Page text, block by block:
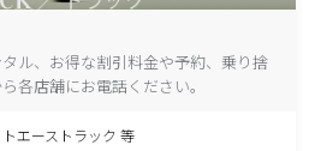
ル、お得な割引料金や予約、乗り捨
各店舗にお電話ください。
トエーストラック 等